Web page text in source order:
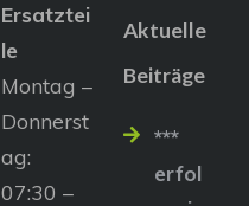
Ersatztei
le
Montag –
Donnerst
ag:
07:30 –
Aktuelle
Beiträge
***
erfol